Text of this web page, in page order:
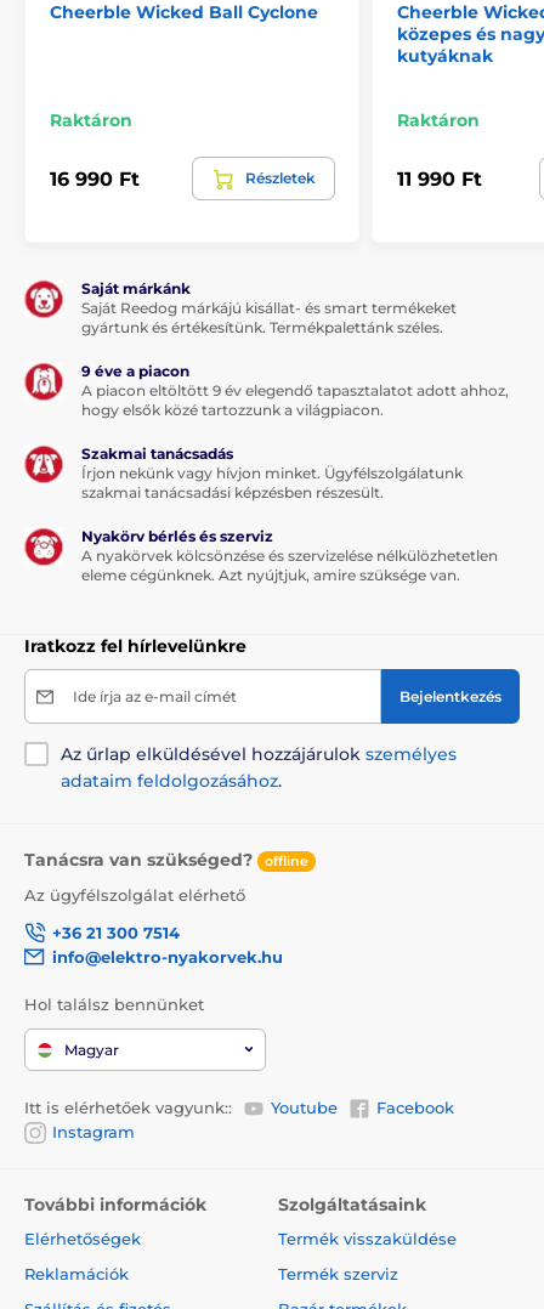
Cheerble Wicked Ball Cyclone
Raktáron
16 990 Ft Részletek
Cheerble
közepes és
kutyáknak
Raktáron
11 990 Ft
Saját márkánk
Saját Reedog márkájú kisállat- és smart termékeket
gyártunk és értékesítünk. Termékpalettánk széles.
9 éve a piacon
A piacon eltöltött 9 év elegendő tapasztalatot adott ahhoz,
hogy elsők közé tartozzunk a világpiacon.
Szakmai tanácsadás
Írjon nekünk vagy hívjon minket. Ügyfélszolgálatunk
szakmai tanácsadási képzésben részesült.
Nyakörv bérlés és szerviz
A nyakörvek kölcsönzése és szervizelése nélkülözhetetlen
eleme cégünknek. Azt nyújtjuk, amire szüksége van.
Iratkozz fel hírlevelünkre
Ide írja az e-mail címét Bejelentkezés
Az űrlap elküldésével hozzájárulok személyes
adataim feldolgozásához.
Tanácsra van szükséged? offline
Az ügyfélszolgálat elérhető
+36 21 300 7514
info@elektro-nyakorvek.hu
Hol találsz bennünket
Magyar
Itt is elérhetőek vagyunk:: Youtube
Facebook
Instagram
További információk
Elérhetőségek
Reklamációk
Szolgáltatásaink
Termék visszaküldése
Termék szerviz